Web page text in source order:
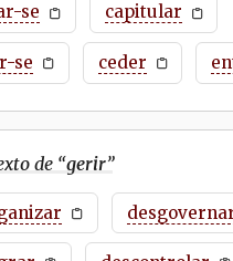
se capitular
se ceder
de “gerir”